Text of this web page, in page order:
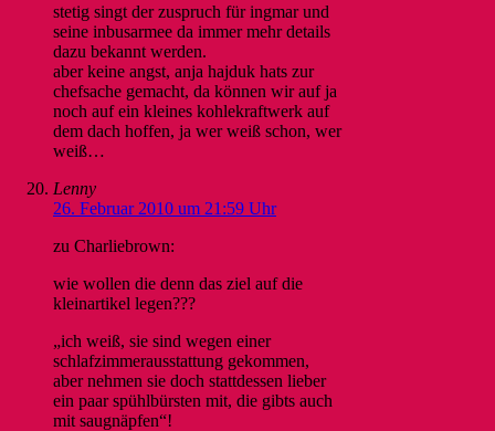
stetig singt der zuspruch für ingmar und
seine inbusarmee da immer mehr details
dazu bekannt werden.
aber keine angst, anja hajduk hats zur
chefsache gemacht, da können wir auf ja
noch auf ein kleines kohlekraftwerk auf
dem dach hoffen, ja wer weiß schon, wer
weiß…
Lenny
26. Februar 2010 um 21:59 Uhr
zu Charliebrown:
wie wollen die denn das ziel auf die
kleinartikel legen???
„ich weiß, sie sind wegen einer
schlafzimmerausstattung gekommen,
aber nehmen sie doch stattdessen lieber
ein paar spühlbürsten mit, die gibts auch
mit saugnäpfen“!